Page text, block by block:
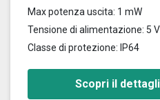
Max potenza uscita: 1 mW
Tensione di alimentazione: 5
Classe di protezione: IP64
Scopri il